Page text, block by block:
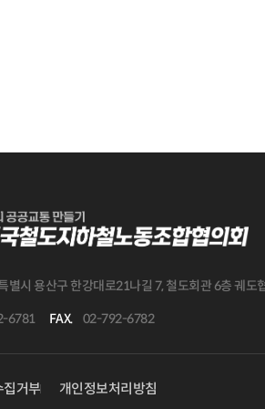
별시 용산구 한강대로21나길 7, 철도회관 6층 궤도
6781 FAX. 02-792-6782
집거부 개인정보처리방침